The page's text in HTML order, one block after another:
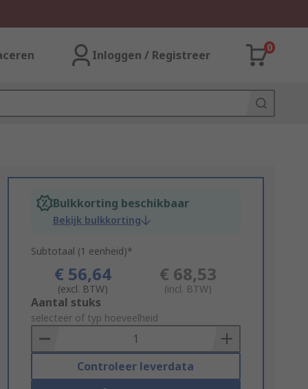
Inloggen / Registreer
0
Bulkkorting beschikbaar
Bekijk bulkkorting
Subtotaal (1 eenheid)*
€ 56,64
(excl. BTW)
€ 68,53
(incl. BTW)
Add
to
Basket
Aantal stuks
selecteer of typ hoeveelheid
Controleer leverdata